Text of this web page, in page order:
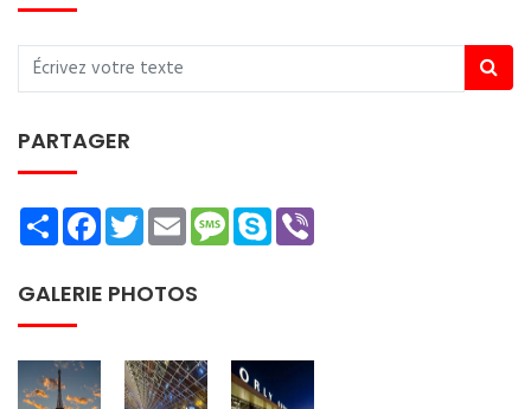
PARTAGER
ShareFacebookTwitterEmailMessage
Skype
GALERIE PHOTOS